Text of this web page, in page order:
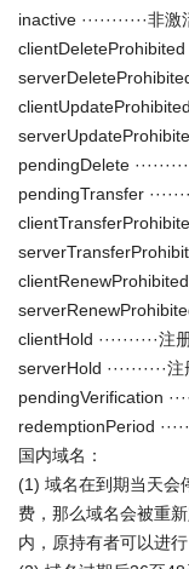
inactive ···········非
clientDeleteProhibited
serverDeleteProhibited
clientUpdateProhibited
pendingDelete
pendingTransfer
clientRenewProhibited
clientHold ··········
serverHold ··········
pendingVerification
redemptionPeriod
国内域名：
(1) 域名在到期当天会
费，那么域名会被重
内，原持有者可以进行